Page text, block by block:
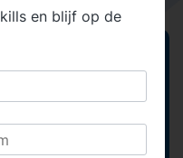
en blijf op de